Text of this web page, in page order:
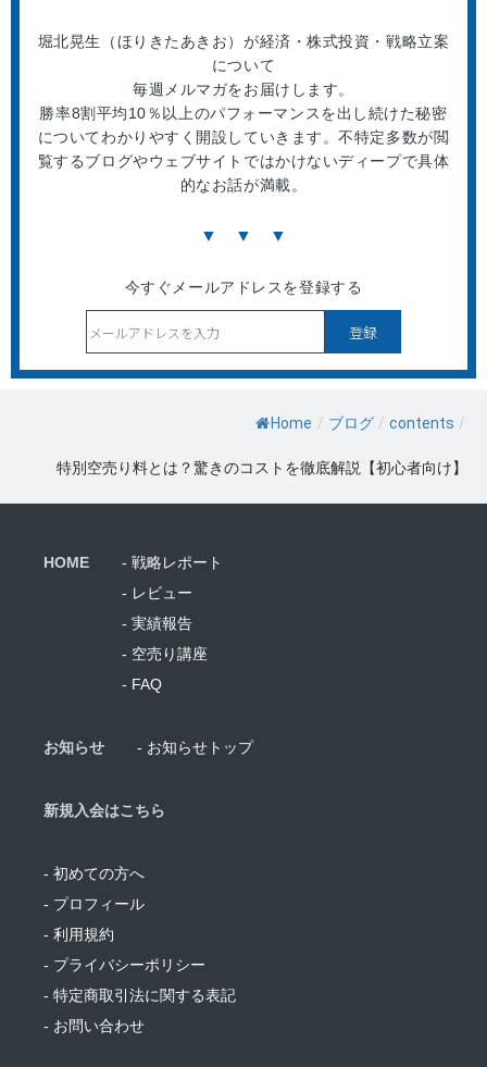
堀北晃生（ほりきたあきお）が経済・株式投資・戦略立案
について
毎週メルマガをお届けします。
勝率8割平均10％以上のパフォーマンスを出し続けた秘密
についてわかりやすく開設していきます。不特定多数が閲
覧するブログやウェブサイトではかけないディープで具体
的なお話が満載。
▼ ▼ ▼
今すぐメールアドレスを登録する
Home / ブログ / contents /
特別空売り料とは？驚きのコストを徹底解説【初心者向け】
HOME
- 戦略レポート
- レビュー
- 実績報告
- 空売り講座
- FAQ
お知らせ - お知らせトップ
新規入会はこちら
- 初めての方へ
- プロフィール
- 利用規約
- プライバシーポリシー
- 特定商取引法に関する表記
- お問い合わせ